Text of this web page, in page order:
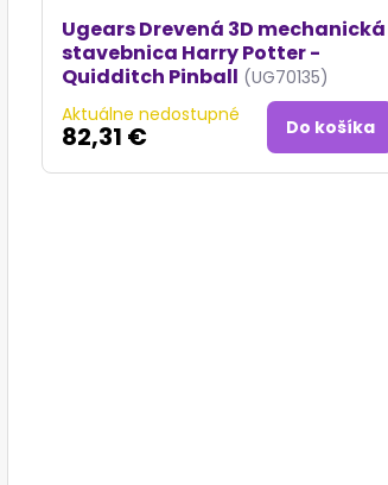
Ugears Drevená 3D mechanická
stavebnica Harry Potter -
Quidditch Pinball (UG70135)
Aktuálne nedostupné
82,31 € Do košíka